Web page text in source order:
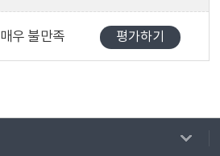
매우 불만족